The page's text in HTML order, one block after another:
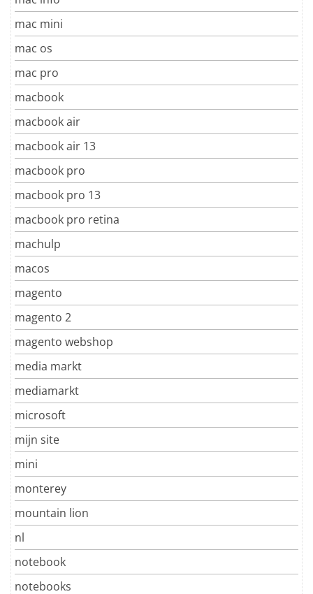
mac mini
mac os
mac pro
macbook
macbook air
macbook air 13
macbook pro
macbook pro 13
macbook pro retina
machulp
macos
magento
magento 2
magento webshop
media markt
mediamarkt
microsoft
mijn site
mini
monterey
mountain lion
nl
notebook
notebooks